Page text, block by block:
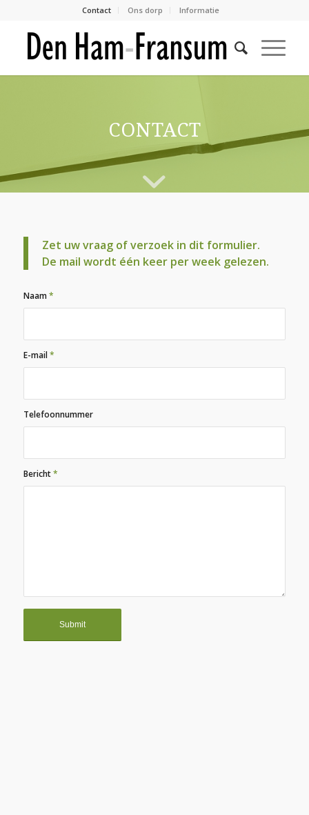
Contact Ons dorp Informatie
CONTACT
Zet uw vraag of verzoek in dit formulier.
De mail wordt één keer per week gelezen.
Naam*
E-mail*
Telefoonnummer
Bericht*